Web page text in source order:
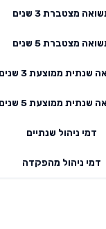
מצטברת 3 שנים
מצטברת 5 שנים
שנתית ממוצעת 3 שנים
שנתית ממוצעת 5 שנים
דמי ניהול שנתיים
דמי ניהול מהפקדה